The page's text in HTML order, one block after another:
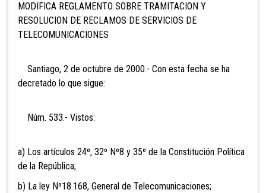
MODIFICA REGLAMENTO SOBRE TRAMITACION Y
RESOLUCION DE RECLAMOS DE SERVICIOS DE
TELECOMUNICACIONES
Santiago, 2 de octubre de 2000.- Con esta fecha se ha
decretado lo que sigue:
Núm. 533.- Vistos:
a) Los artículos 24º, 32º Nº8 y 35º de la Constitución Política
de la República;
b) La ley Nº18.168, General de Telecomunicaciones;